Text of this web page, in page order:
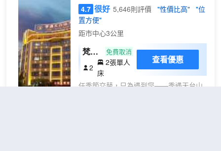
鐘車程；地理位置優越，交通四通八達。酒店擁有布
置温馨的客房，配備早餐廳。舒適的睡床，柔軟的棉
品被褥，簡約現代的傢俱，營養可口的自助早餐，全
體熱水淋浴，空調、55寸可投屏電視、電話和24小
時WIFI等設施一應俱全。更有家人般貼心的服務，讓
您擁有一個乾淨、温馨的住所環境，享受每一段自在
旅程。
4.7 很好 5,646則評價 "性價比高"
"位
置方便"
距市中心3公里
梵靜
雙床
免費取消
2
2張單人
床
查看優惠
任季節交替，只為遇到您——季遇天台山